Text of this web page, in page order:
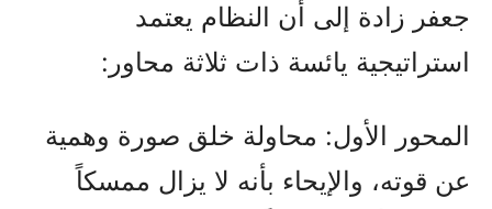
جعفر زادة إلى أن النظام يعتمد
استراتيجية يائسة ذات ثلاثة محاور:
المحور الأول: محاولة خلق صورة وهمية
عن قوته، والإيحاء بأنه لا يزال ممسكاً